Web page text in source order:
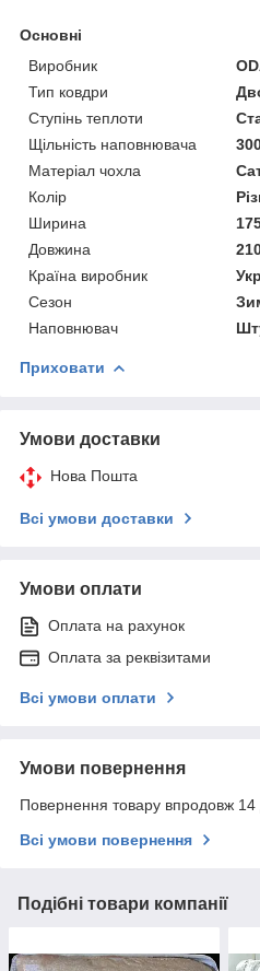
Основні
Виробник
Тип ковдри
Ступінь теплоти
Щільність наповнювача
Матеріал чохла
Колір
Ширина
Довжина
Країна виробник
Сезон
Наповнювач
Приховати
Умови доставки
Нова Пошта
Всі умови доставки
Умови оплати
Оплата на рахунок
Оплата за реквізитами
Всі умови оплати
Умови повернення
Повернення товару впродовж 14
Всі умови повернення
Подібні товари компанії